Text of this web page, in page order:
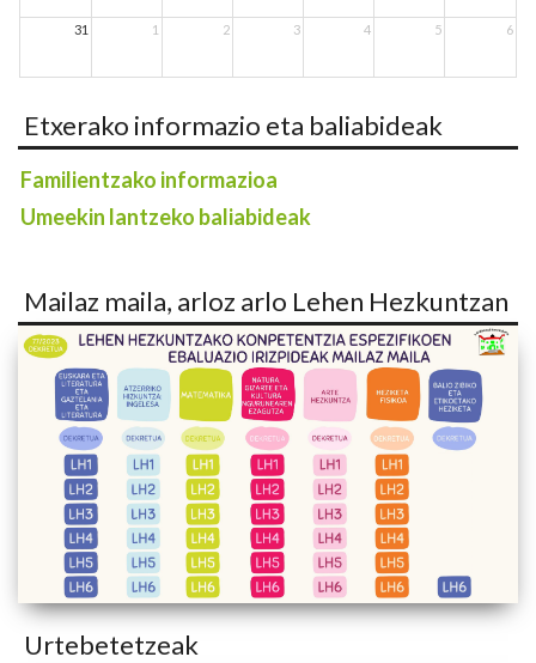
31 1 2 3 4 5 6
Etxerako informazio eta baliabideak
Familientzako informazioa
Umeekin lantzeko baliabideak
Mailaz maila, arloz arlo Lehen Hezkuntzan
Urtebetetzeak